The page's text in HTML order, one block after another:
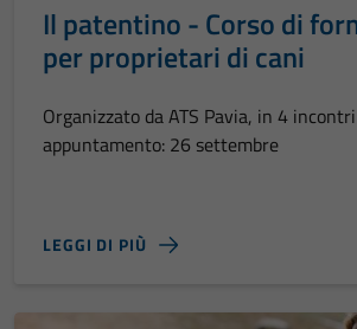
Il patentino - Corso di
per proprietari di cani
Organizzato da ATS Pavia, in 4
appuntamento: 26 settembre
LEGGI DI PIÙ